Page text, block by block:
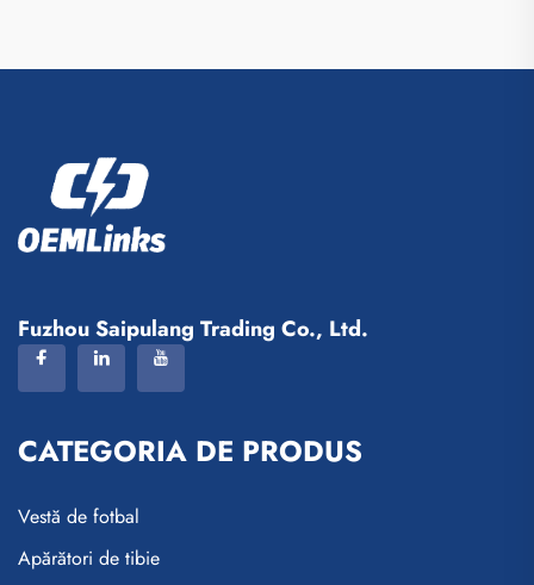
Fuzhou Saipulang Trading Co., Ltd.
CATEGORIA DE PRODUS
Vestă de fotbal
Apărători de tibie